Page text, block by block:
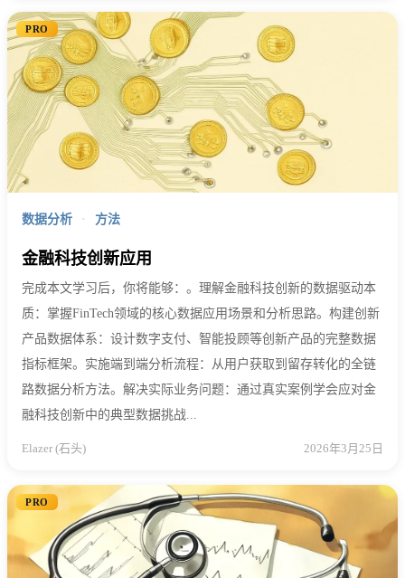
PRO
数据分析 · 方法
金融科技创新应用
完成本文学习后，你将能够：。理解金融科技创新的数据驱动本
质：掌握FinTech领域的核心数据应用场景和分析思路。构建创新
产品数据体系：设计数字支付、智能投顾等创新产品的完整数据
指标框架。实施端到端分析流程：从用户获取到留存转化的全链
路数据分析方法。解决实际业务问题：通过真实案例学会应对金
融科技创新中的典型数据挑战...
Elazer (石头) 2026年3月25日
PRO